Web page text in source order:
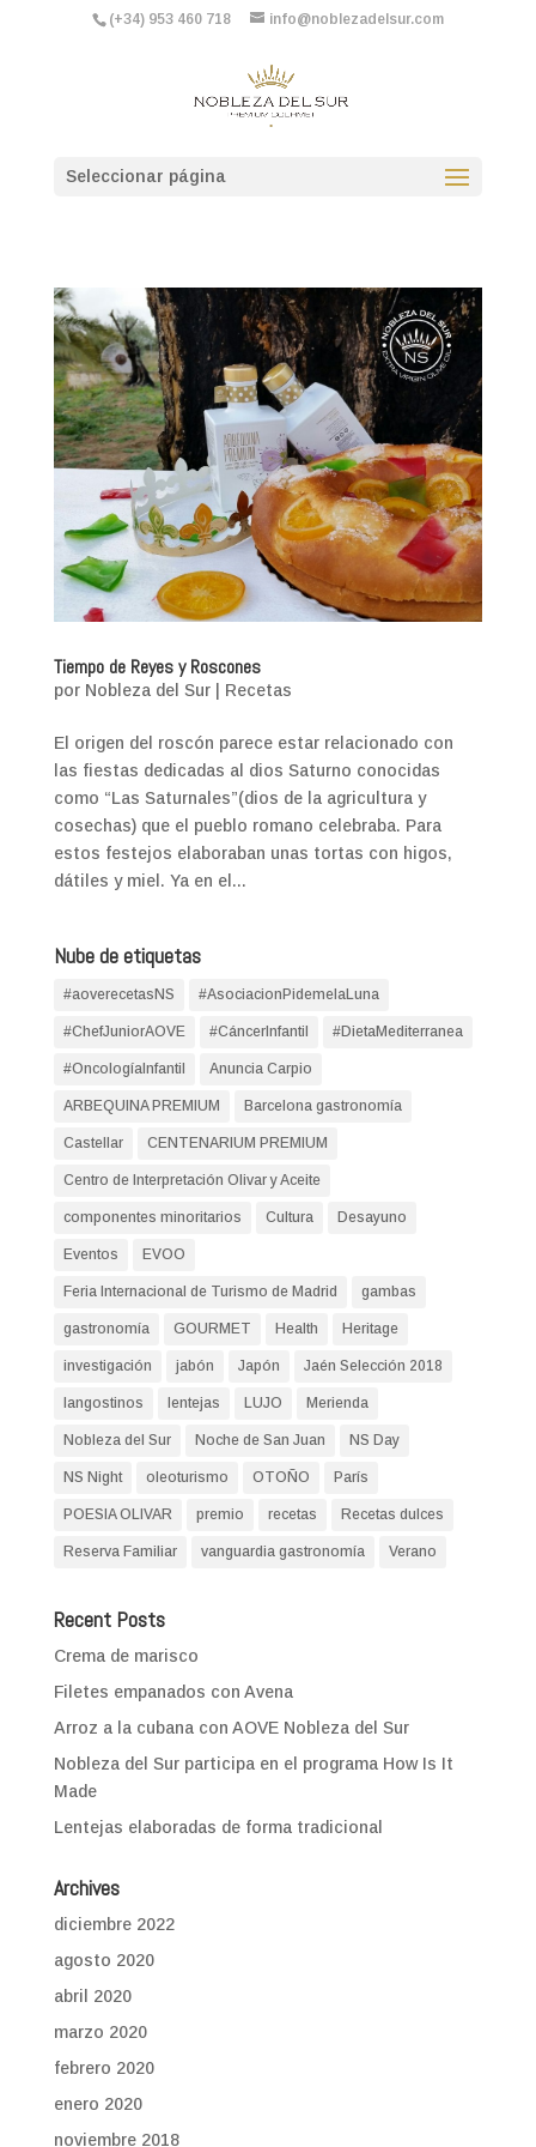
(+34) 953 460 718 info@noblezadelsur.com
Seleccionar página
Tiempo de Reyes y Roscones
por Nobleza del Sur| Recetas
El origen del roscón parece estar relacionado con
las fiestas dedicadas al dios Saturno conocidas
como “Las Saturnales”(dios de la agricultura y
cosechas) que el pueblo romano celebraba. Para
estos festejos elaboraban unas tortas con higos,
dátiles y miel. Ya en el...
Nube de etiquetas
#aoverecetasNS #AsociacionPidemelaLuna
#ChefJuniorAOVE #CáncerInfantil #DietaMediterranea
#OncologíaInfantil Anuncia Carpio
ARBEQUINA PREMIUM Barcelona gastronomía
Castellar CENTENARIUM PREMIUM
Centro de Interpretación Olivar y Aceite
componentes minoritarios Cultura Desayuno
Eventos EVOO
Feria Internacional de Turismo de Madrid gambas
gastronomía GOURMET Health Heritage
investigación jabón Japón Jaén Selección 2018
langostinos lentejas LUJO Merienda
Nobleza del Sur Noche de San Juan NS Day
NS Night oleoturismo OTOÑO París
POESIA OLIVAR premio recetas Recetas dulces
Reserva Familiar vanguardia gastronomía Verano
Recent Posts
Crema de marisco
Filetes empanados con Avena
Arroz a la cubana con AOVE Nobleza del Sur
Nobleza del Sur participa en el programa How Is It
Made
Lentejas elaboradas de forma tradicional
Archives
diciembre 2022
agosto 2020
abril 2020
marzo 2020
febrero 2020
enero 2020
noviembre 2018